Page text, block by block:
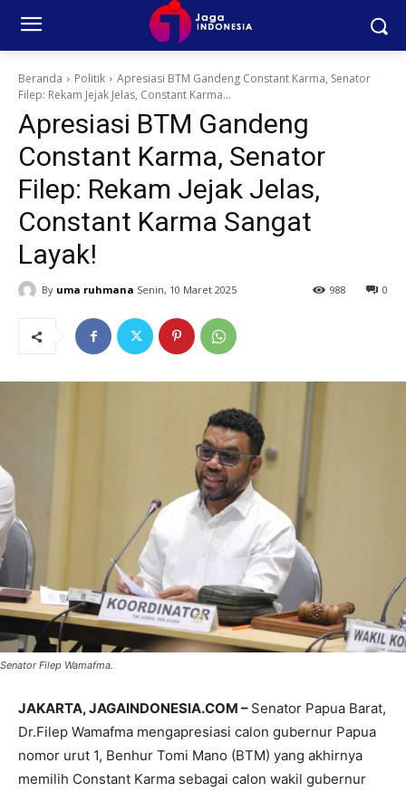
Beranda Politik
Apresiasi BTM Gandeng Constant Karma, Senator
Filep: Rekam Jejak Jelas, Constant Karma...
Apresiasi BTM Gandeng
Constant Karma, Senator
Filep: Rekam Jejak Jelas,
Constant Karma Sangat
Layak!
By uma ruhmana Senin, 10 Maret 2025 0
988
Senator Filep Wamafma.
JAKARTA, JAGAINDONESIA.COM – Senator Papua Barat,
Dr.Filep Wamafma mengapresiasi calon gubernur Papua
nomor urut 1, Benhur Tomi Mano (BTM) yang akhirnya
memilih Constant Karma sebagai calon wakil gubernur